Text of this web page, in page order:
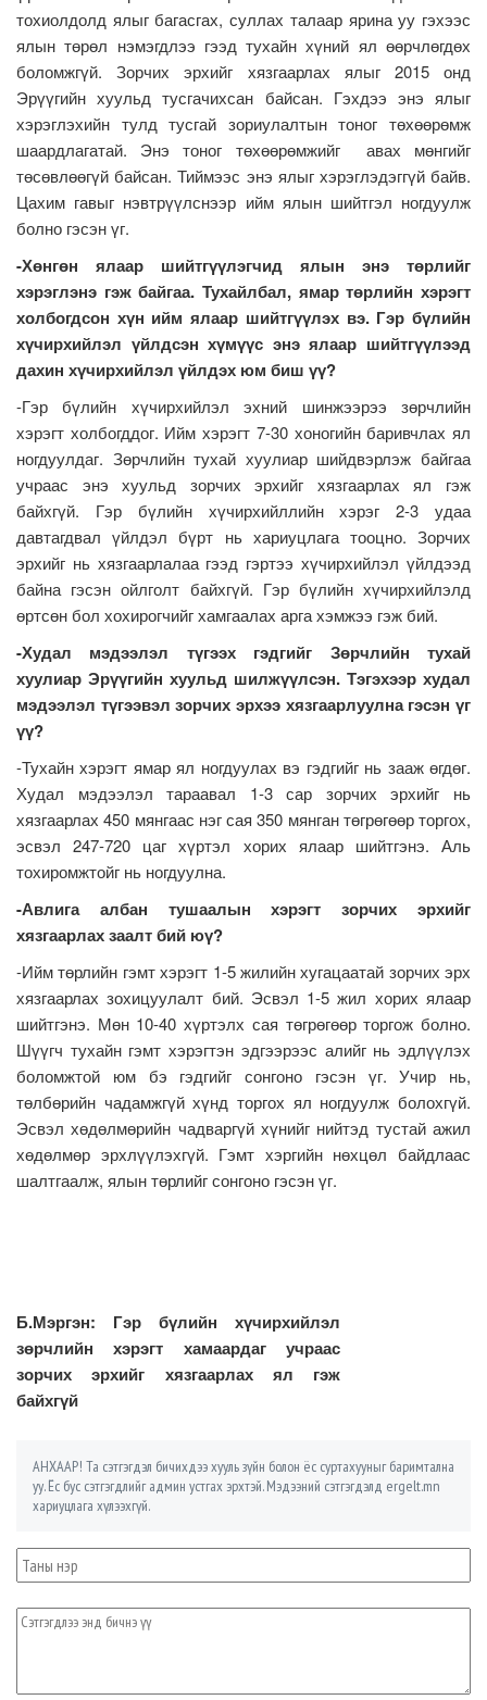
тохиолдолд ялыг багасгах, суллах талаар ярина уу гэхээс
ялын төрөл нэмэгдлээ гээд тухайн хүний ял өөрчлөгдөх
боломжгүй. Зорчих эрхийг хязгаарлах ялыг 2015 онд
Эрүүгийн хуульд тусгачихсан байсан. Гэхдээ энэ ялыг
хэрэглэхийн тулд тусгай зориулалтын тоног төхөөрөмж
шаардлагатай. Энэ тоног төхөөрөмжийг авах мөнгийг
төсөвлөөгүй байсан. Тиймээс энэ ялыг хэрэглэдэггүй байв.
Цахим гавыг нэвтрүүлснээр ийм ялын шийтгэл ногдуулж
болно гэсэн үг.
-Хөнгөн ялаар шийтгүүлэгчид ялын энэ төрлийг
хэрэглэнэ гэж байгаа. Тухайлбал, ямар төрлийн хэрэгт
холбогдсон хүн ийм ялаар шийтгүүлэх вэ. Гэр бүлийн
хүчирхийлэл үйлдсэн хүмүүс энэ ялаар шийтгүүлээд
дахин хүчирхийлэл үйлдэх юм биш үү?
-Гэр бүлийн хүчирхийлэл эхний шинжээрээ зөрчлийн
хэрэгт холбогддог. Ийм хэрэгт 7-30 хоногийн баривчлах ял
ногдуулдаг. Зөрчлийн тухай хуулиар шийдвэрлэж байгаа
учраас энэ хуульд зорчих эрхийг хязгаарлах ял гэж
байхгүй. Гэр бүлийн хүчирхийллийн хэрэг 2-3 удаа
давтагдвал үйлдэл бүрт нь хариуцлага тооцно. Зорчих
эрхийг нь хязгаарлалаа гээд гэртээ хүчирхийлэл үйлдээд
байна гэсэн ойлголт байхгүй. Гэр бүлийн хүчирхийлэлд
өртсөн бол хохирогчийг хамгаалах арга хэмжээ гэж бий.
-Худал мэдээлэл түгээх гэдгийг Зөрчлийн тухай
хуулиар Эрүүгийн хуульд шилжүүлсэн. Тэгэхээр худал
мэдээлэл түгээвэл зорчих эрхээ хязгаарлуулна гэсэн үг
үү?
-Тухайн хэрэгт ямар ял ногдуулах вэ гэдгийг нь зааж өгдөг.
Худал мэдээлэл тараавал 1-3 сар зорчих эрхийг нь
хязгаарлах 450 мянгаас нэг сая 350 мянган төгрөгөөр торгох,
эсвэл 247-720 цаг хүртэл хорих ялаар шийтгэнэ. Аль
тохиромжтойг нь ногдуулна.
-Авлига албан тушаалын хэрэгт зорчих эрхийг
хязгаарлах заалт бий юү?
-Ийм төрлийн гэмт хэрэгт 1-5 жилийн хугацаатай зорчих эрх
хязгаарлах зохицуулалт бий. Эсвэл 1-5 жил хорих ялаар
шийтгэнэ. Мөн 10-40 хүртэлх сая төгрөгөөр торгож болно.
Шүүгч тухайн гэмт хэрэгтэн эдгээрээс алийг нь эдлүүлэх
боломжтой юм бэ гэдгийг сонгоно гэсэн үг. Учир нь,
төлбөрийн чадамжгүй хүнд торгох ял ногдуулж болохгүй.
Эсвэл хөдөлмөрийн чадваргүй хүнийг нийтэд тустай ажил
хөдөлмөр эрхлүүлэхгүй. Гэмт хэргийн нөхцөл байдлаас
шалтгаалж, ялын төрлийг сонгоно гэсэн үг.
Б.Мэргэн: Гэр бүлийн хүчирхийлэл
зөрчлийн хэрэгт хамаардаг учраас
зорчих эрхийг хязгаарлах ял гэж
байхгүй
АНХААР! Та сэтгэгдэл бичихдээ хууль зүйн болон ёс суртахууныг баримтална
уу. Ёс бус сэтгэгдлийг админ устгах эрхтэй. Мэдээний сэтгэгдэлд ergelt.mn
хариуцлага хүлээхгүй.